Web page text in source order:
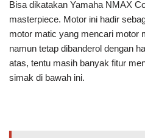
Bisa dikatakan Yamaha NMAX
masterpiece. Motor ini hadir
motor matic yang mencari motor
namun tetap dibanderol dengan
atas, tentu masih banyak fitur
simak di bawah ini.